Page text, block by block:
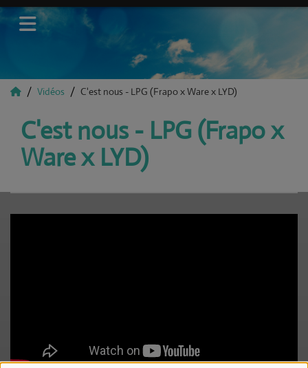
Vidéos C'est nous - LPG (Frapo x Ware x LYD)
C'est nous - LPG (Frapo x
Ware x LYD)